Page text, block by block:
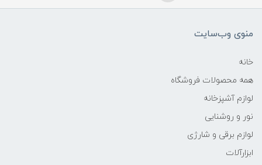
منوی وب‌سایت
خانه
همه محصولات فروشگاه
لوازم آشپزخانه
نور و روشنایی
لوازم برقی و شارژی
ابزارآلات